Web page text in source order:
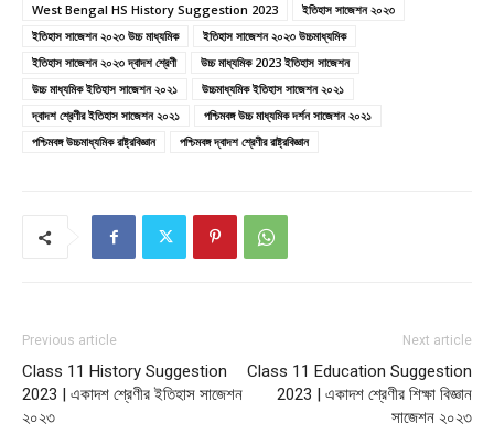
West Bengal HS History Suggestion 2023
ইতিহাস সাজেশন ২০২৩
ইতিহাস সাজেশন ২০২৩ উচ্চ মাধ্যমিক
ইতিহাস সাজেশন ২০২৩ উচ্চমাধ্যমিক
ইতিহাস সাজেশন ২০২৩ দ্বাদশ শ্রেণী
উচ্চ মাধ্যমিক 2023 ইতিহাস সাজেশন
উচ্চ মাধ্যমিক ইতিহাস সাজেশন ২০২১
উচ্চমাধ্যমিক ইতিহাস সাজেশন ২০২১
দ্বাদশ শ্রেণীর ইতিহাস সাজেশন ২০২১
পশ্চিমবঙ্গ উচ্চ মাধ্যমিক দর্শন সাজেশন ২০২১
পশ্চিমবঙ্গ উচ্চমাধ্যমিক রাষ্ট্রবিজ্ঞান
পশ্চিমবঙ্গ দ্বাদশ শ্রেণীর রাষ্ট্রবিজ্ঞান
Previous article
Class 11 History Suggestion
2023 | একাদশ শ্রেণীর ইতিহাস সাজেশন
২০২৩
Next article
Class 11 Education Suggestion
2023 | একাদশ শ্রেণীর শিক্ষা বিজ্ঞান
সাজেশন ২০২৩